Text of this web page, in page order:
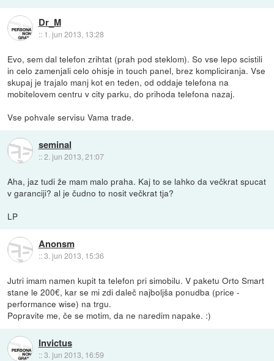
Dr_M
:: 1. jun 2013, 13:28
Evo, sem dal telefon zrihtat (prah pod steklom). So vse lepo scistili
in celo zamenjali celo ohisje in touch panel, brez kompliciranja. Vse
skupaj je trajalo manj kot en teden, od oddaje telefona na
mobitelovem centru v city parku, do prihoda telefona nazaj.
Vse pohvale servisu Vama trade.
seminal
::2. jun 2013, 21:07
Aha, jaz tudi že mam malo praha. Kaj to se lahko da večkrat spucat
v garanciji? al je čudno to nosit večkrat tja?
LP
Anonsm
::3. jun 2013, 15:36
Jutri imam namen kupit ta telefon pri simobilu. V paketu Orto Smart
stane le 200€, kar se mi zdi daleč najboljša ponudba (price -
performance wise) na trgu.
Popravite me, če se motim, da ne naredim napake. :)
Invictus
::3. jun 2013, 16:59